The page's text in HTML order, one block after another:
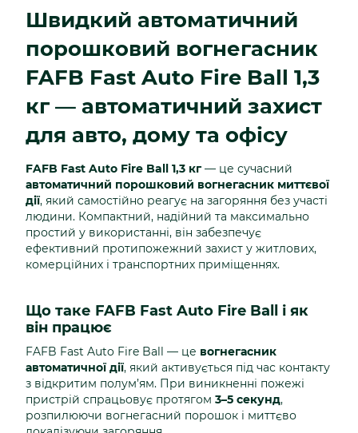
Швидкий автоматичний
порошковий вогнегасник
FAFB Fast Auto Fire Ball 1,3
кг — автоматичний захист
для авто, дому та офісу
FAFB Fast Auto Fire Ball 1,3 кг — це сучасний
автоматичний порошковий вогнегасник миттєвої
дії, який самостійно реагує на загоряння без участі
людини. Компактний, надійний та максимально
простий у використанні, він забезпечує
ефективний протипожежний захист у житлових,
комерційних і транспортних приміщеннях.
Що таке FAFB Fast Auto Fire Ball і як
він працює
FAFB Fast Auto Fire Ball — це вогнегасник
автоматичної дії, який активується під час контакту
з відкритим полум’ям. При виникненні пожежі
пристрій спрацьовує протягом 3–5 секунд,
розпилюючи вогнегасний порошок і миттєво